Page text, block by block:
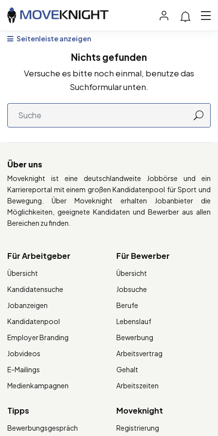
Seitenleiste anzeigen
Nichts gefunden
Versuche es bitte noch einmal, benutze das
Suchformular unten.
Über uns
Moveknight ist eine deutschlandweite Jobbörse und ein
Karriereportal mit einem großen Kandidatenpool für Sport und
Bewegung. Über Moveknight erhalten Jobanbieter die
Möglichkeiten, geeignete Kandidaten und Bewerber aus allen
Bereichen zu finden.
Für Arbeitgeber
Übersicht
Kandidatensuche
Jobanzeigen
Kandidatenpool
Employer Branding
Jobvideos
E-Mailings
Medienkampagnen
Für Bewerber
Übersicht
Jobsuche
Berufe
Lebenslauf
Bewerbung
Arbeitsvertrag
Gehalt
Arbeitszeiten
Tipps
Bewerbungsgespräch
Moveknight
Registrierung